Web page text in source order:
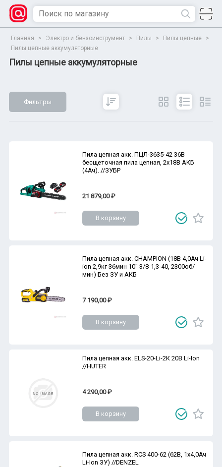
Главная > Электро и бензоинструмент > Пилы > Пилы цепные
>
Пилы цепные аккумуляторные
Пилы цепные аккумуляторные
Фильтры
Пила цепная акк. ПЦЛ-3635-42 36В
бесщеточная пила цепная, 2х18В АКБ
(4Ач). //ЗУБР
21 879,00 ₽
В корзину
Пила цепная акк. CHAMPION (18В 4,0Ач Li-
ion 2,9кг 36мин 10" 3/8-1,3-40, 2300об/
мин) Без ЗУ и АКБ
7 190,00 ₽
В корзину
Пила цепная акк. ELS-20-Li-2К 20В Li-Ion
//HUTER
4 290,00 ₽
В корзину
Пила цепная акк. RCS 400-62 (62В, 1х4,0Ач
Li-Ion ЗУ) //DENZEL